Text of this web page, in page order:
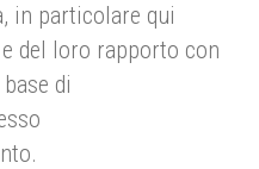
in particolare qui
del loro rapporto con
di